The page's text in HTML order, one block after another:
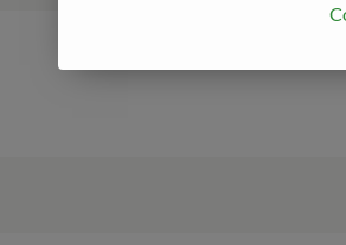
Es wurden keine passenden